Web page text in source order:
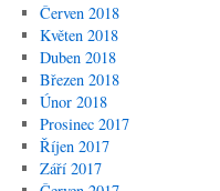
Červen 2018
Květen 2018
Duben 2018
Březen 2018
Únor 2018
Prosinec 2017
Říjen 2017
Září 2017